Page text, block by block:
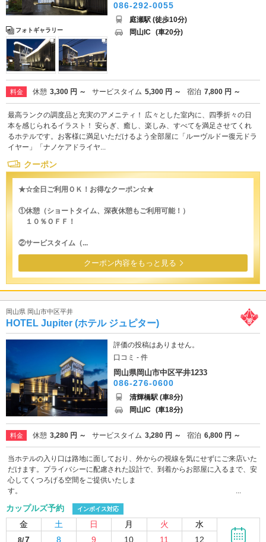
フォトギャラリー
086-292-0055
庭瀬駅 (徒歩10分)
岡山IC (車20分)
料金 休憩 3,300 円 ～ サービスタイム 5,300 円 ～ 宿泊 7,800 円 ～
最高ランクの調度品と充実のアメニティ！ 広々とした室内に、四季折々の日
本を感じられるイラスト！ 安らぎ、癒し、楽しみ、すべてを満足させてくれ
るホテルです。お客様に満足いただけるよう全部屋に「ルーヴルドー復元ドラ
イヤー」「ナノケアドライヤ...
クーポン
★☆全日ご利用ＯＫ！お得なクーポン☆★
①休憩（ショートタイム、深夜休憩もご利用可能！）
１０％ＯＦＦ！
②サービスタイム（...
クーポン内容をもっと見る
岡山県 岡山市中区平井
HOTEL Jupiter (ホテル ジュピター)
評価の投稿はありません。
口コミ - 件
岡山県岡山市中区平井1233
086-276-0600
清輝橋駅 (車8分)
岡山IC (車18分)
料金 休憩 3,280 円 ～ サービスタイム 3,280 円 ～ 宿泊 6,800 円 ～
当ホテルの入り口は路地に面しており、外からの視線を気にせずにご来店いた
だけます。プライバシーに配慮された設計で、到着からお部屋に入るまで、安
心してくつろげる空間をご提供いたしま
す。 ...
カップルズ予約 インボイス対応
金 土 日 月 火 水
7
8 9 10 11 12